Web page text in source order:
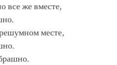
все же вместе,
месте,